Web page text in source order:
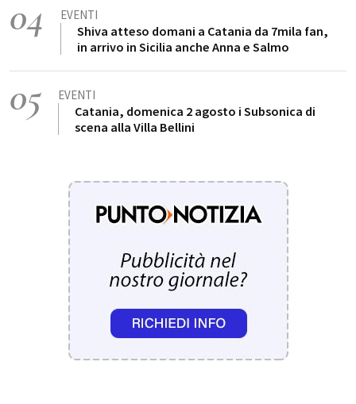
04 EVENTI
Shiva atteso domani a Catania da 7mila fan,
in arrivo in Sicilia anche Anna e Salmo
05 EVENTI
Catania, domenica 2 agosto i Subsonica di
scena alla Villa Bellini